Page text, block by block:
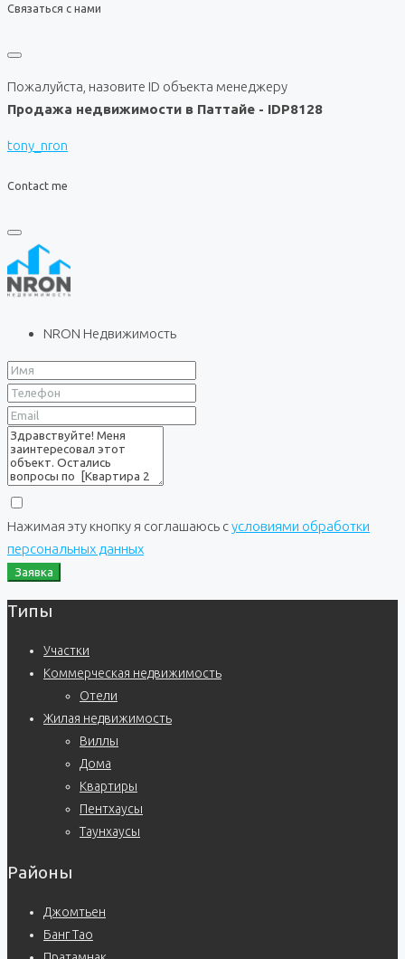
Связаться с нами
Пожалуйста, назовите ID объекта менеджеру
Продажа недвижимости в Паттайе - IDP8128
tony_nron
Contact me
NRON Недвижимость
Нажимая эту кнопку я соглашаюсь сусловиями обработки
персональных данных
Заявка
Типы
Участки
Коммерческая недвижимость
Отели
Жилая недвижимость
Виллы
Дома
Квартиры
Пентхаусы
Таунхаусы
Районы
Джомтьен
Банг Тао